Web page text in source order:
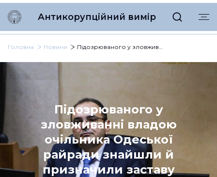
Антикорупційний вимір
Головна Новини Підозрюваного у зловживанні владою очільника Одеської райради знайшли й призначили заставу
Підозрюваного у
зловживанні владою
очільника Одеської
райради знайшли й
призначили заставу